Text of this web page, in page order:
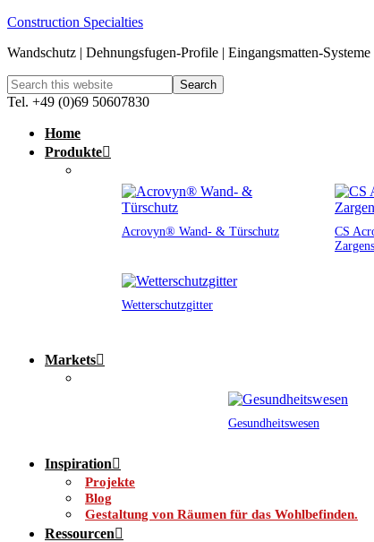
Construction Specialties
Wandschutz | Dehnungsfugen-Profile | Eingangsmatten-Systeme
Tel. +49 (0)69 50607830
Home
Produkte
Acrovyn® Wand- & Türschutz
CS
Wetterschutzgitter
Markets
Gesundheitswesen
Inspiration
Projekte
Blog
Gestaltung von Räumen für das Wohlbefinden.
Ressourcen